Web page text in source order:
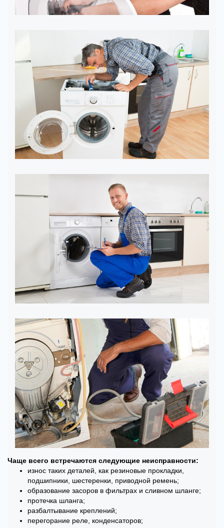
Чаще всего встречаются следующие неисправности:
износ таких деталей, как резиновые прокладки,
подшипники, шестеренки, приводной ремень;
образование засоров в фильтрах и сливном шланге;
протечка шланга;
разбалтывание креплений;
перегорание реле, конденсаторов;